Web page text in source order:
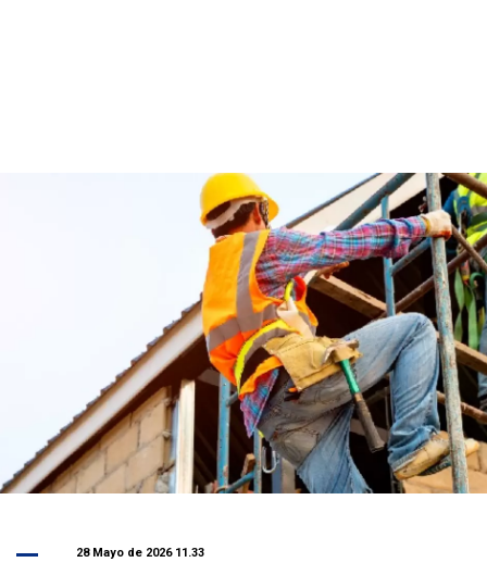
28 Mayo de 2026 11.33